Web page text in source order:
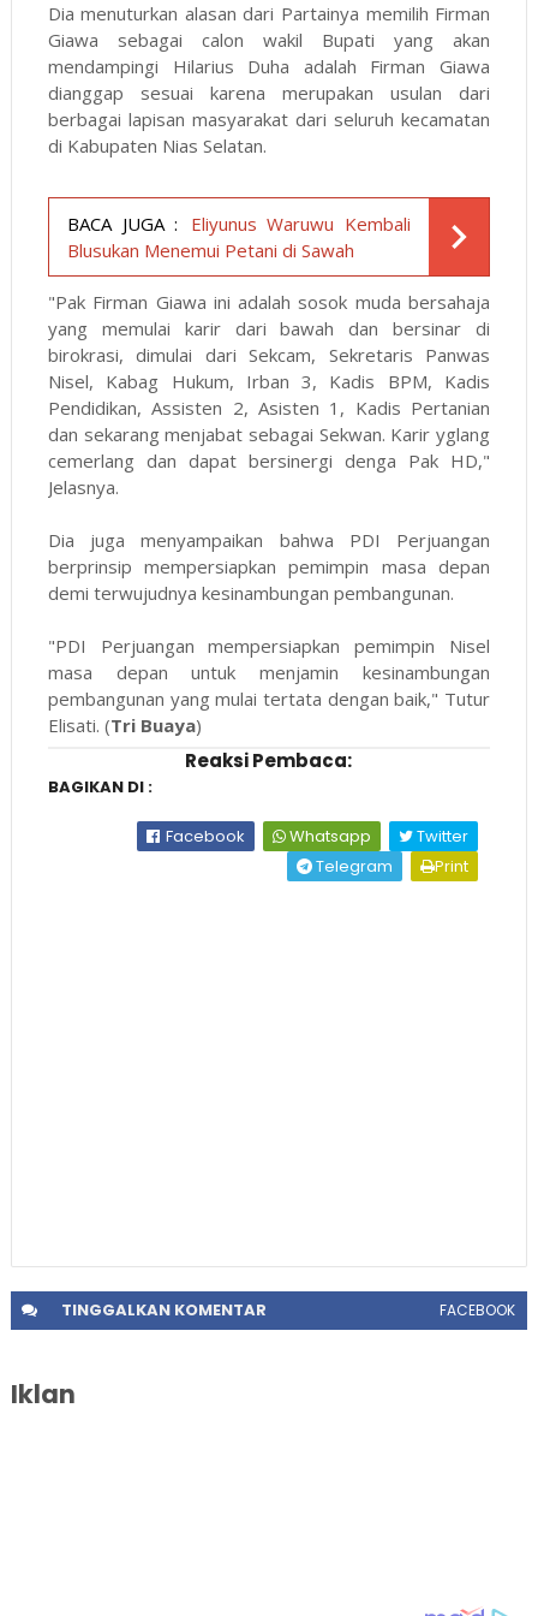
Dia menuturkan alasan dari Partainya memilih Firman
Giawa sebagai calon wakil Bupati yang akan
mendampingi Hilarius Duha adalah Firman Giawa
dianggap sesuai karena merupakan usulan dari
berbagai lapisan masyarakat dari seluruh kecamatan
di Kabupaten Nias Selatan.
BACA JUGA :
Eliyunus Waruwu Kembali
Blusukan Menemui Petani di Sawah
"Pak Firman Giawa ini adalah sosok muda bersahaja
yang memulai karir dari bawah dan bersinar di
birokrasi, dimulai dari Sekcam, Sekretaris Panwas
Nisel, Kabag Hukum, Irban 3, Kadis BPM, Kadis
Pendidikan, Assisten 2, Asisten 1, Kadis Pertanian
dan sekarang menjabat sebagai Sekwan. Karir yglang
cemerlang dan dapat bersinergi denga Pak HD,"
Jelasnya.
Dia juga menyampaikan bahwa PDI Perjuangan
berprinsip mempersiapkan pemimpin masa depan
demi terwujudnya kesinambungan pembangunan.
"PDI Perjuangan mempersiapkan pemimpin Nisel
masa depan untuk menjamin kesinambungan
pembangunan yang mulai tertata dengan baik," Tutur
Elisati. (Tri Buaya)
Reaksi Pembaca:
BAGIKAN DI :
Facebook Whatsapp
Twitter
Telegram
Print
TINGGALKANKOMENTAR FACEBOOK
Iklan